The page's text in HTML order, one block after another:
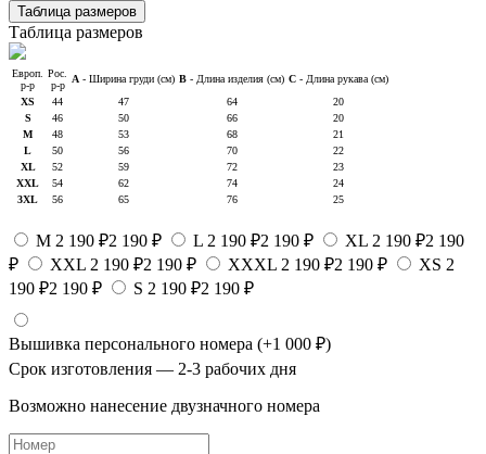
Таблица размеров
Таблица размеров
Европ.
р-р
Рос.
р-р
A - Ширина груди (см) B - Длина изделия (см) C - Длина рукава (см)
XS
44 47 64
20
S
46 50 66
20
M
48 53 68
21
L
50 56 70
22
XL
52 59 72
23
XXL
54 62 74
24
3XL
56 65 76 25
M 2 190 ₽2 190 ₽ L 2 190 ₽2 190 ₽ XL 2 190 ₽2 190
₽
XXL 2 190 ₽2 190 ₽ XXXL 2 190 ₽2 190 ₽ XS 2
190 ₽2 190 ₽ S 2 190 ₽2 190 ₽
Вышивка персонального номера (+1 000 ₽)
Срок изготовления — 2-3 рабочих дня
Возможно нанесение двузначного номера